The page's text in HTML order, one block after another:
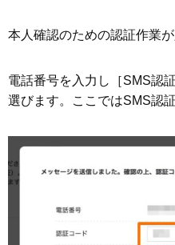
本人確認のための認証作業が
電話番号を入力し［SMS認
選びます。ここではSMS認